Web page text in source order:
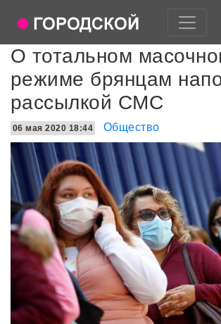
О тотальном
режиме брянцам
рассылкой СМС
06 мая 2020 18:44 Общество